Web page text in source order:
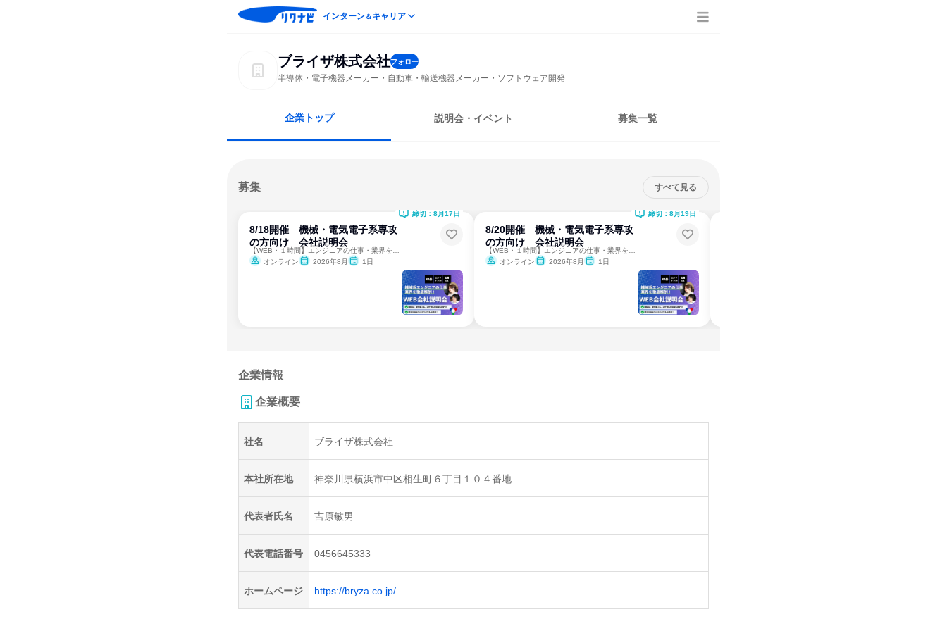
インターン＆キャリア
ブライザ株式会社フォロー
半導体・電子機器メーカー・自動車・輸送機器メーカー・ソフトウェア開発
企業トップ 説明会・イベント 募集一覧
募集 すべて見る
8/18開催 機械・電気電子系専攻
の方向け 会社説明会
オンライン
2026年8月 1日
締切：8月17日
8/20開催 機械・電気電子系専攻
の方向け 会社説明会
オンライン
2026年8月 1日
締切：8月19日
企業情報
企業概要
社名 ブライザ株式会社
本社所在地 神奈川県横浜市中区相生町６丁目１０４番地
代表者氏名 吉原敏男
代表電話番号 0456645333
ホームページ https://bryza.co.jp/